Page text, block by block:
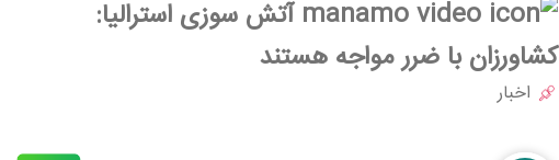
آتش سوزی استرالیا:
کشاورزان با ضرر مواجه هستند
اخبار